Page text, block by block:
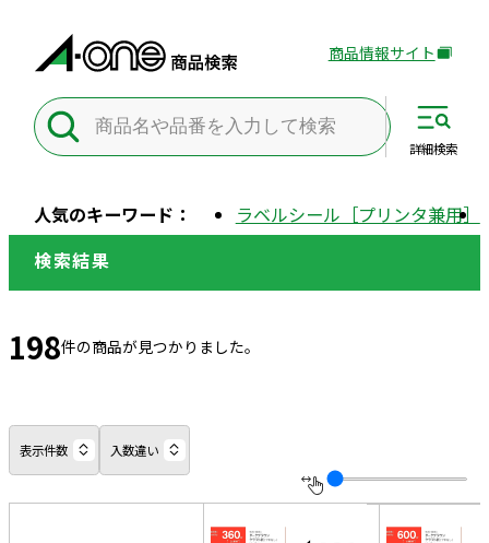
外
サ
別
す
商品情報サイト
人気のキーワード： ラベルシール［プリンタ兼用］
詳細検索
検索結果
198件の商品が見つかりました。
表示件数 入数違い